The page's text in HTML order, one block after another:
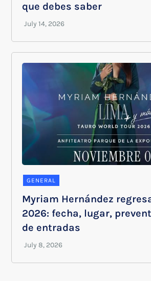
que debes saber
GENERAL
Myriam Hernández
2026: fecha, lugar,
de entradas